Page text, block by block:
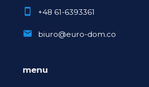
+48 61-6393361
biuro@euro-dom.co
menu